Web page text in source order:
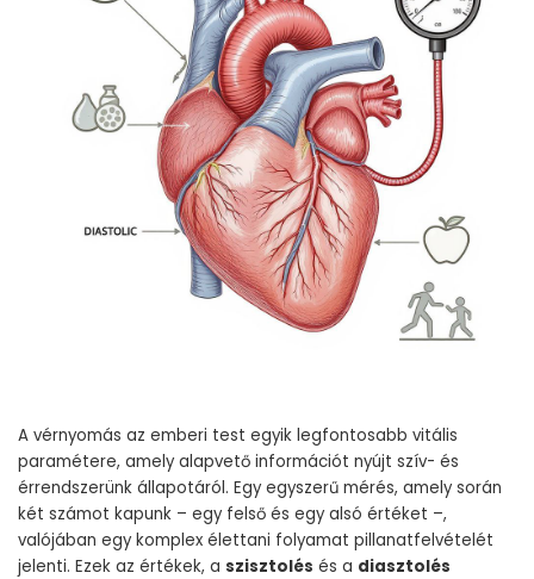
A vérnyomás az emberi test egyik legfontosabb vitális
paramétere, amely alapvető információt nyújt szív- és
érrendszerünk állapotáról. Egy egyszerű mérés, amely során
két számot kapunk – egy felső és egy alsó értéket –,
valójában egy komplex élettani folyamat pillanatfelvételét
jelenti. Ezek az értékek, a szisztolés és a diasztolés